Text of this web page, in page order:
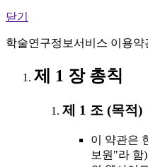
닫기
학술연구정보서비스 이용약
제 1 장 총칙
제 1 조 (목적)
이 약관은
보원"라 함